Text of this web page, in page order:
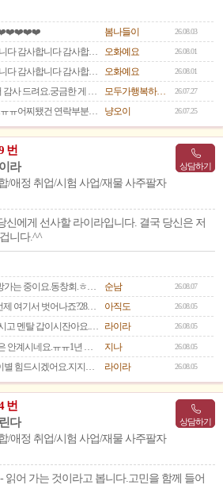
봄나들이 26.08.03
감사합니다 감사합니다 감사합니다 감사합니다 감사합니다 감사합니다 오화예요 26.08.01
감사합니다 감사합니다 감사합니다 감사합니다 감사합니다 감사합니다 오화예요 26.08.01
정확하고 친절하게 잘 봐 주셔서 감사 드려요.궁금한 게 있으면 또 여쭤볼게요. 감사합니다. 모두가행복하기를 26.07.27
쌩!! "그걸 알아야돼"부터 끊겼....ㅠㅠ어찌됐건 연락부분은 참고만 할께요!!!!ㅎㅎ 냥오이 26.07.25
번
라
/애정 취업/시험 사업/재물 사주팔자
신에게 선사할 라이라입니다. 결국 당신은 저
니다.^^
상담하기
언니 잘 지내시나요?ktx타고 지방가는 중이요.동창회.ㅎ기대되네요.여고 동창들 얼마나 변했을까요?ㅎ곧 언니랑도 만나요
순남 26.08.07
쌤 아직도 버티고 있어요.저는 언제 여기서 벗어나죠?28년이라 하셨죠? 올 해 추석이 터닝포인트라 하셨죠?제발 부디 꼭 그랬으면 해요.하트하트 쌤^^♡ 아직도 26.08.05
한 나날들 곧 옵니다.화이팅.이틀 후면 입추예요.항상 응원하고 있어요💗💖💝 라이라 26.08.05
지나 26.08.05
아프지 않은 세상으로가셨네요.원래의 상태로.믿읍시다.그리고 기도해요. 우리 모두의 평화를 위해💗 라이라 26.08.05
번
다
/애정 취업/시험 사업/재물 사주팔자
읽어 가는 것이라고 봅니다.고민을 함께 들어
상담하기